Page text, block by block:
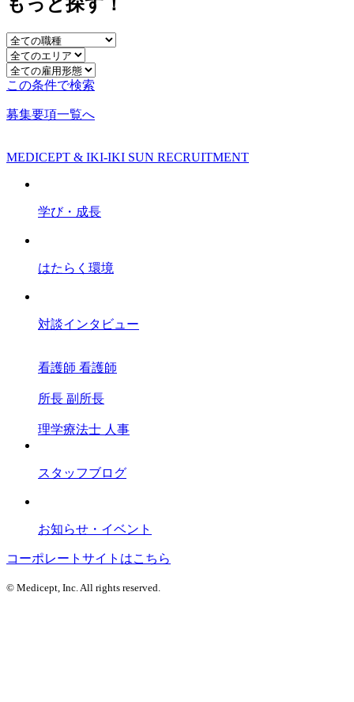
この条件で検索
募集要項一覧へ
MEDICEPT & IKI-IKI SUN RECRUITMENT
学び・成長
はたらく環境
対談インタビュー
看護師 看護師
所長 副所長
理学療法士 人事
スタッフブログ
お知らせ・イベント
コーポレートサイトはこちら
© Medicept, Inc. All rights reserved.